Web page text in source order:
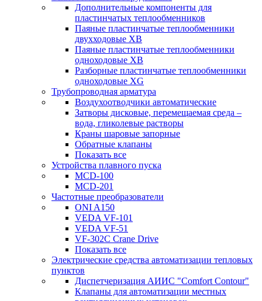
Дополнительные компоненты для
пластинчатых теплообменников
Паяные пластинчатые теплообменники
двухходовые XB
Паяные пластинчатые теплообменники
одноходовые ХВ
Разборные пластинчатые теплообменники
одноходовые ХG
Трубопроводная арматура
Воздухоотводчики автоматические
Затворы дисковые, перемещаемая среда –
вода, гликолевые растворы
Краны шаровые запорные
Обратные клапаны
Показать все
Устройства плавного пуска
MCD-100
MCD-201
Частотные преобразователи
ONI A150
VEDA VF-101
VEDA VF-51
VF-302C Crane Drive
Показать все
Электрические средства автоматизации тепловых
пунктов
Диспетчеризация АИИС "Comfort Contour"
Клапаны для автоматизации местных